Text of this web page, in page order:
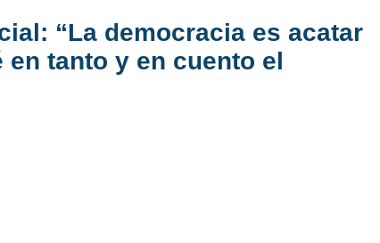
“La democracia es acatar
tanto y en cuento el